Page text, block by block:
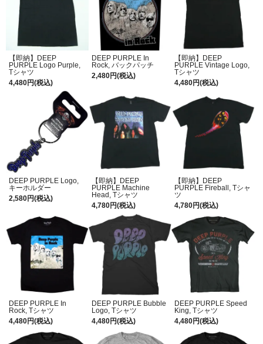
【即納】DEEP
PURPLE Logo Purple,
Tシャツ
4,480円(税込)
DEEP PURPLE In
Rock, バックパッチ
2,480円(税込)
【即納】DEEP
PURPLE Vintage Logo,
Tシャツ
4,480円(税込)
DEEP PURPLE Logo,
キーホルダー
2,580円(税込)
【即納】DEEP
PURPLE Machine
Head, Tシャツ
4,780円(税込)
【即納】DEEP
PURPLE Fireball, Tシャ
ツ
4,780円(税込)
DEEP PURPLE In
Rock, Tシャツ
4,480円(税込)
DEEP PURPLE Bubble
Logo, Tシャツ
4,480円(税込)
DEEP PURPLE Speed
King, Tシャツ
4,480円(税込)